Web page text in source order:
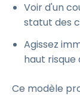
Voir d'un
statut des
Agissez
haut risque
Ce modèle